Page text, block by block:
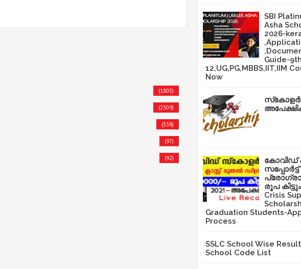
(1805)
(2309)
(338)
(97)
(92)
SBI
Asha
2026-
Guide-
12,UG,PG,MBBS,IIT,IIM
Now
രൂപ
Crisis
Graduation Students-
Process
SSLC School Wise
School Code List